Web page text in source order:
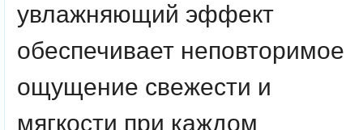
увлажняющий эффект
обеспечивает неповторимое
ощущение свежести и
мягкости при каждом